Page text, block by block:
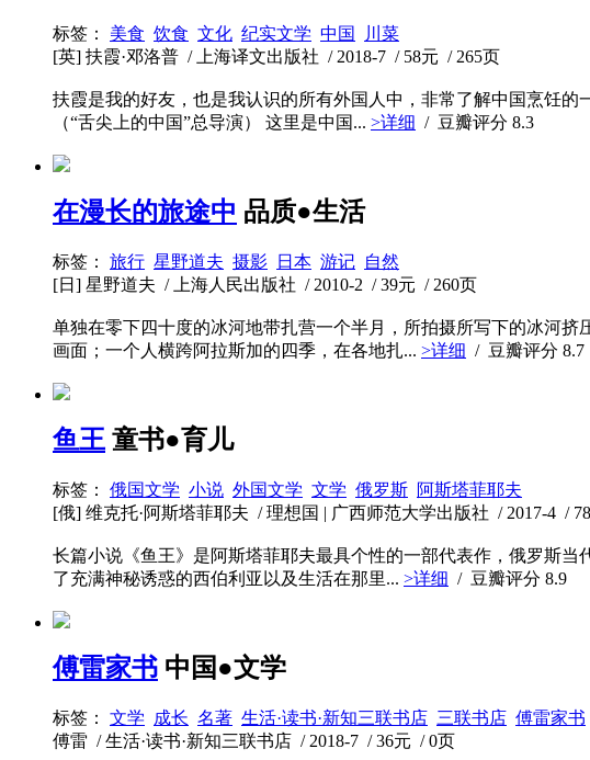
标签： 美食 饮食 文化 纪实文学 中国
川菜
[英] 扶霞·邓洛普 / 上海译文出版社 / 2018-7 / 58元 / 265页
扶霞是我的好友，也是我认识的所有外国人中，非常了解中国烹饪
（“舌尖上的中国”总导演） 这里是中国... >详细 / 豆瓣评分 8.3
在漫长的旅途中 品质●生活
标签： 旅行 星野道夫 摄影 日本 游记 自然
[日] 星野道夫 / 上海人民出版社 / 2010-2 / 39元 / 260页
单独在零下四十度的冰河地带扎营一个半月，所拍摄所写下的冰河
画面；一个人横跨阿拉斯加的四季，在各地扎... >详细 / 豆瓣评分 8.7
鱼王 童书●育儿
标签： 俄国文学 小说 外国文学 文学 俄罗斯 阿斯塔菲耶夫
[俄] 维克托·阿斯塔菲耶夫 / 理想国 | 广西师范大学出版社 / 2017-4 /
长篇小说《鱼王》是阿斯塔菲耶夫最具个性的一部代表作，俄罗斯
了充满神秘诱惑的西伯利亚以及生活在那里... >详细 / 豆瓣评分 8.9
傅雷家书 中国●文学
标签： 文学 成长 名著 生活·读书·新知三联书店 三联书店 傅雷家书
傅雷 / 生活·读书·新知三联书店 / 2018-7 / 36元 / 0页